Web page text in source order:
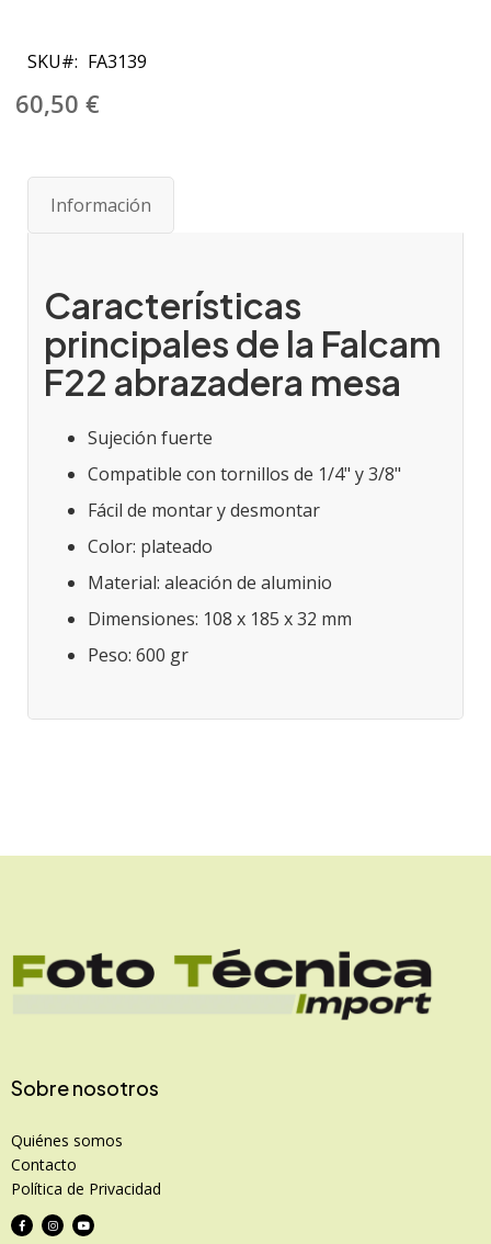
comienzo
de
la
SKU FA3139
60,50 €
Información
Características
principales de la Falcam
F22 abrazadera mesa
Sujeción fuerte
Compatible con tornillos de 1/4" y 3/8"
Fácil de montar y desmontar
Color: plateado
Material: aleación de aluminio
Dimensiones: 108 x 185 x 32 mm
Peso: 600 gr
Sobre nosotros
Quiénes somos
Contacto
Política de Privacidad